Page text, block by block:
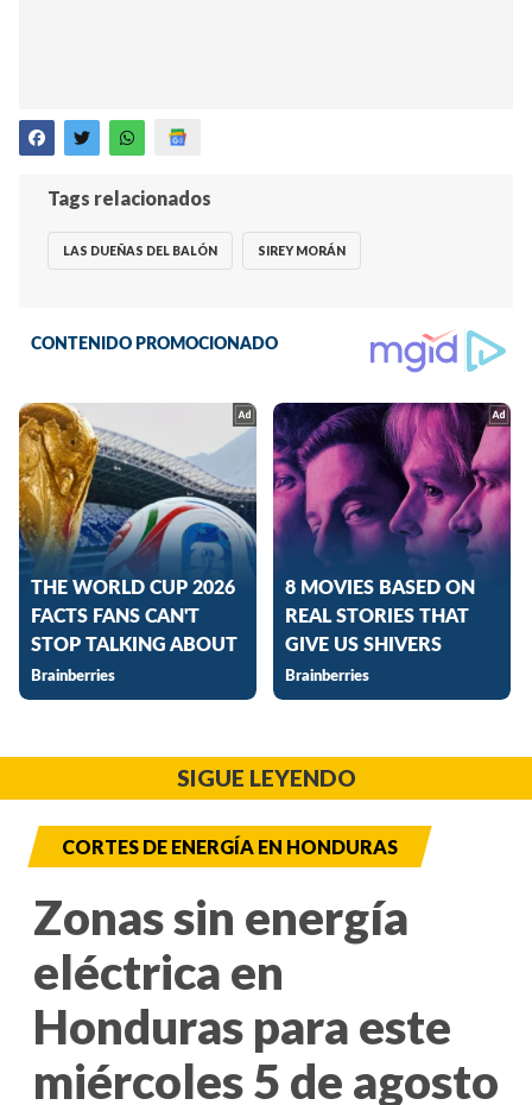
Tags relacionados
LAS DUEÑAS DEL BALÓN SIREY MORÁN
SIGUE LEYENDO
CORTES DE ENERGÍA EN HONDURAS
Zonas sin energía
eléctrica en
Honduras para este
miércoles 5 de agosto